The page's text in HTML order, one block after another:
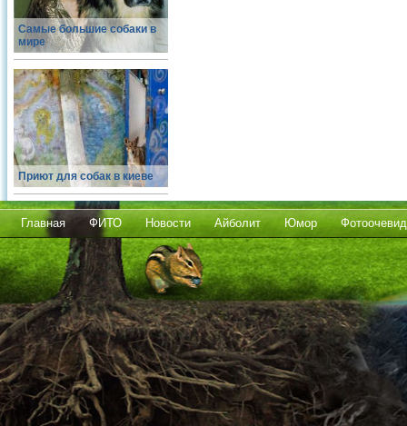
Самые большие собаки в
мире
Приют для собак в киеве
Главная ФИТО Новости Айболит Юмор